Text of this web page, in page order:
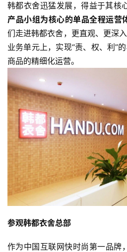
韩都衣舍迅猛发展，得益于其
产品小组为核心的单品全程运营
们走进韩都衣舍，更直观、更深
业务单元上，实现“责、权、利”
商品的精细化运营。
参观韩都衣舍总部
作为中国互联网快时尚第一品牌